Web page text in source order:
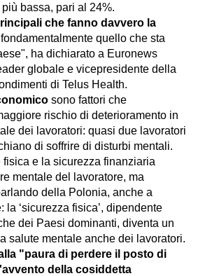
bassa, pari al 24%.
che fanno davvero la
quello che sta
ha dichiarato a Euronews
globale e vicepresidente della
di Telus Health.
sono fattori che
rischio di deterioramento in
dei lavoratori: quasi due lavoratori
di soffrire di disturbi mentali.
fisica e la sicurezza finanziaria
mentale del lavoratore, ma
della Polonia, anche a
‘sicurezza fisica’, dipendente
dei Paesi dominanti, diventa un
salute mentale anche dei lavoratori.
"paura di perdere il posto di
della cosiddetta